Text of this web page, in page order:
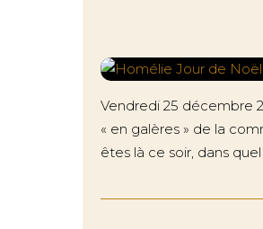
Vendredi 25 décembre
« en galères » de la
êtes là ce soir, dans